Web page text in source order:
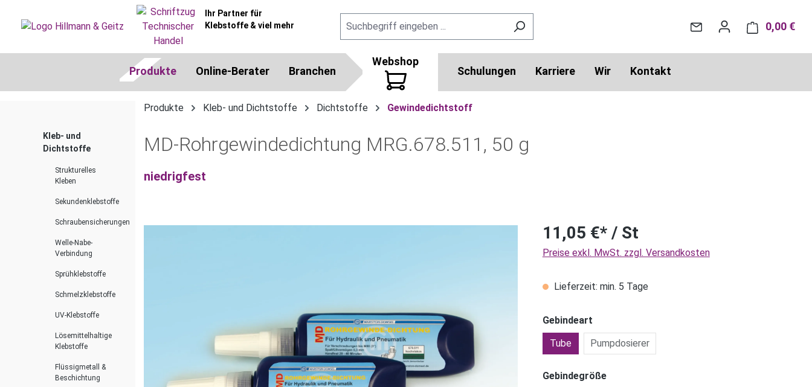
Zur Hauptnavigation springen
Ihr Partner für
Klebstoffe & viel mehr
0,00 €
Produkte Online-Berater Branchen
Webshop
Schulungen Karriere Wir Kontakt
Kleb- und
Dichtstoffe
Strukturelles
Kleben
Sekundenklebstoffe
Schraubensicherungen
Welle-Nabe-
Verbindung
Sprühklebstoffe
Schmelzklebstoffe
UV-Klebstoffe
Lösemittelhaltige
Klebstoffe
Flüssigmetall &
Beschichtung
Produkte Kleb- und Dichtstoffe Dichtstoffe Gewindedichtstoff
MD-Rohrgewindedichtung MRG.678.511, 50 g
niedrigfest
Bildergalerie überspringen 11,05 €* / St
Preise exkl. MwSt. zzgl. Versandkosten
Lieferzeit: min. 5 Tage
Gebindeart
Tube
Pumpdosierer
Gebindegröße